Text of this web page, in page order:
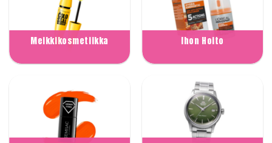
Meikkikosmetiikka Ihon Hoito